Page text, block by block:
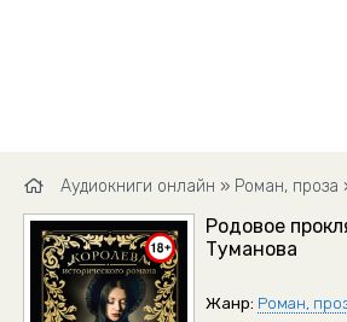
Аудиокниги онлайн » Роман, проза
Родовое
Туманова
Жанр: Роман,